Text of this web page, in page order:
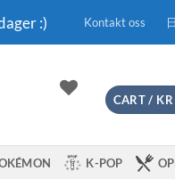
:) Kontakt oss
CART / KR
K-POP